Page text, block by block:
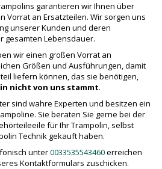
garantieren wir Ihnen über
Vorrat an Ersatzteilen. Wir sorgen uns
unserer Kunden und deren
gesamten Lebensdauer.
wir einen großen Vorrat an
Größen und Ausführungen, damit
liefern können, das sie benötigen,
nicht von uns stammt.
sind wahre Experten und besitzen ein
Sie beraten Sie gerne bei der
für Ihr Trampolin, selbst
Technik gekauft haben.
unter0033535543460erreichen
Kontaktformulars zuschicken.